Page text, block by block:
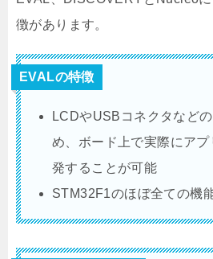
徴があります。
EVALの特徴
LCDやUSBコネクタなど
め、ボード上で実際にア
発することが可能
STM32F1のほぼ全ての機